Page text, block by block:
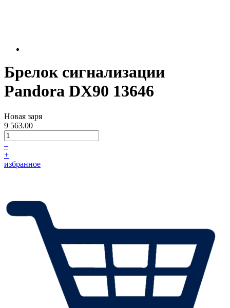
Брелок сигнализации
Pandora DX90 13646
Новая заря
9 563.00
–
+
избранное